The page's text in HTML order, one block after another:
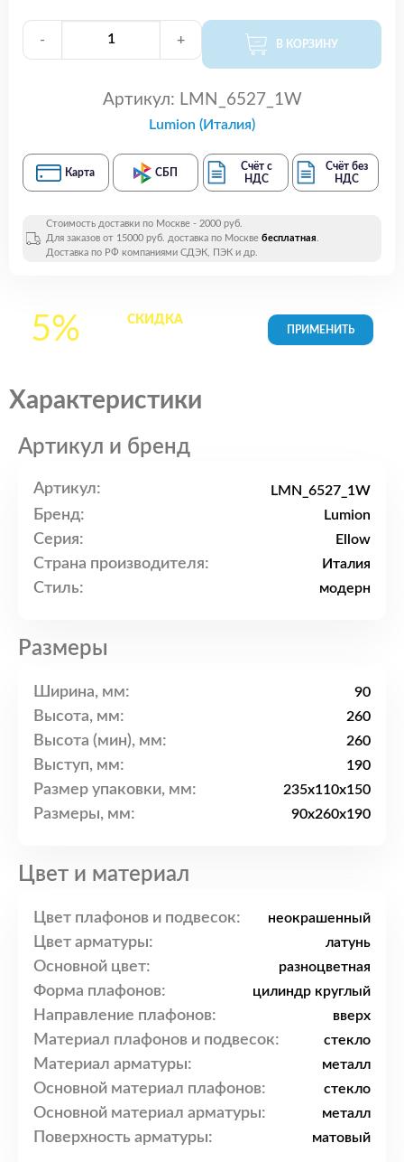
- + В КОРЗИНУ
Артикул: LMN_6527_1W
Lumion (Италия)
Карта СБП
Счёт с
НДС
Счёт без
НДС
Стоимость доставки по Москве - 2000 руб.
Для заказов от 15000 руб. доставка по Москве бесплатная.
Доставка по РФ компаниями СДЭК, ПЭК и др.
5% СКИДКАна все
Характеристики
Артикул и бренд
Артикул: LMN_6527_1W
Бренд: Lumion
Серия: Ellow
Страна производителя: Италия
Стиль: модерн
Размеры
Ширина, мм: 90
Высота, мм: 260
Высота (мин), мм: 260
Выступ, мм: 190
Размер упаковки, мм: 235x110x150
Размеры, мм: 90x260x190
Цвет и материал
Цвет плафонов и подвесок: неокрашенный
Цвет арматуры: латунь
Основной цвет: разноцветная
Форма плафонов: цилиндр круглый
Направление плафонов: вверх
Материал плафонов и подвесок: стекло
Материал арматуры: металл
Основной материал плафонов: стекло
Основной материал арматуры: металл
Поверхность арматуры: матовый